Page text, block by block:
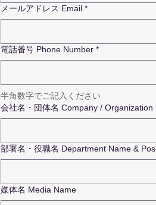
メールアドレス Email *
電話番号 Phone Number *
半角数字でご記入ください
会社名・団体名 Company / Organization
部署名・役職名 Department Name &
媒体名 Media Name